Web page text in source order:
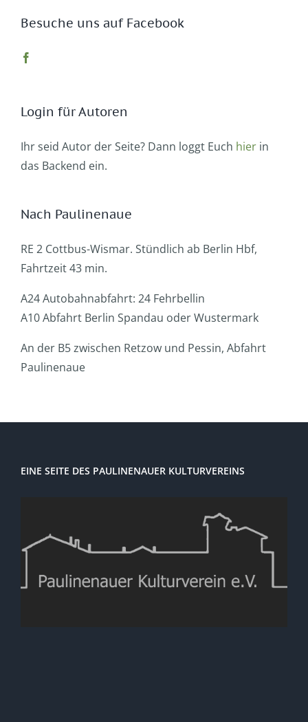
Besuche uns auf Facebook
Login für Autoren
Ihr seid Autor der Seite? Dann loggt Euch hier in
das Backend ein.
Nach Paulinenaue
RE 2 Cottbus-Wismar. Stündlich ab Berlin Hbf,
Fahrtzeit 43 min.
A24 Autobahnabfahrt: 24 Fehrbellin
A10 Abfahrt Berlin Spandau oder Wustermark
An der B5 zwischen Retzow und Pessin, Abfahrt
Paulinenaue
EINE SEITE DES PAULINENAUER KULTURVEREINS